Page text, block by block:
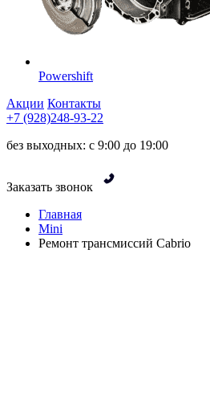
Powershift
Акции Контакты
+7 (928)248-93-22
без выходных: с 9:00 до 19:00
Заказать звонок
Главная
Mini
Ремонт трансмиссий Cabrio